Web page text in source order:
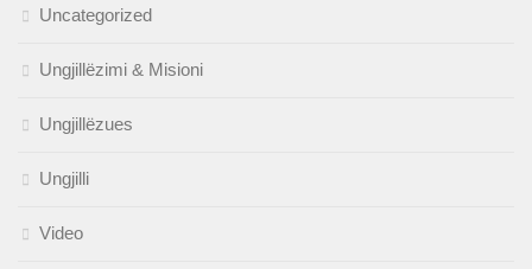
Uncategorized
Ungjillëzimi & Misioni
Ungjillëzues
Ungjilli
Video